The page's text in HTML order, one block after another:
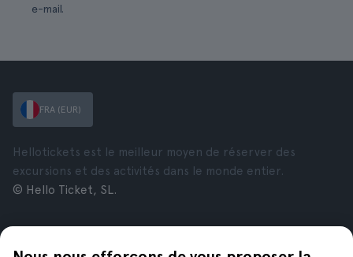
e-mail.
FRA (EUR)
Hellotickets est le meilleur moyen de réserver des
excursions et des activités dans le monde entier.
© Hello Ticket, SL.